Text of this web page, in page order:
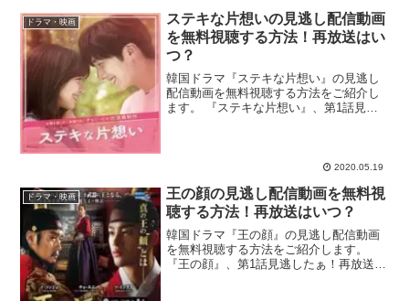
ドラマ・映画
ステキな片想いの見逃し配信動画
を無料視聴する方法！再放送はい
つ？
韓国ドラマ『ステキな片想い』の見逃し
配信動画を無料視聴する方法をご紹介し
ます。 『ステキな片想い』、第1話見逃
2020.05.19
ドラマ・映画
王の顔の見逃し配信動画を無料視
聴する方法！再放送はいつ？
韓国ドラマ『王の顔』の見逃し配信動画
を無料視聴する方法をご紹介します。
『王の顔』、第1話見逃したぁ！再放送や